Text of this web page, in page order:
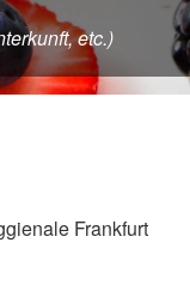
etc.)
Frankfurt